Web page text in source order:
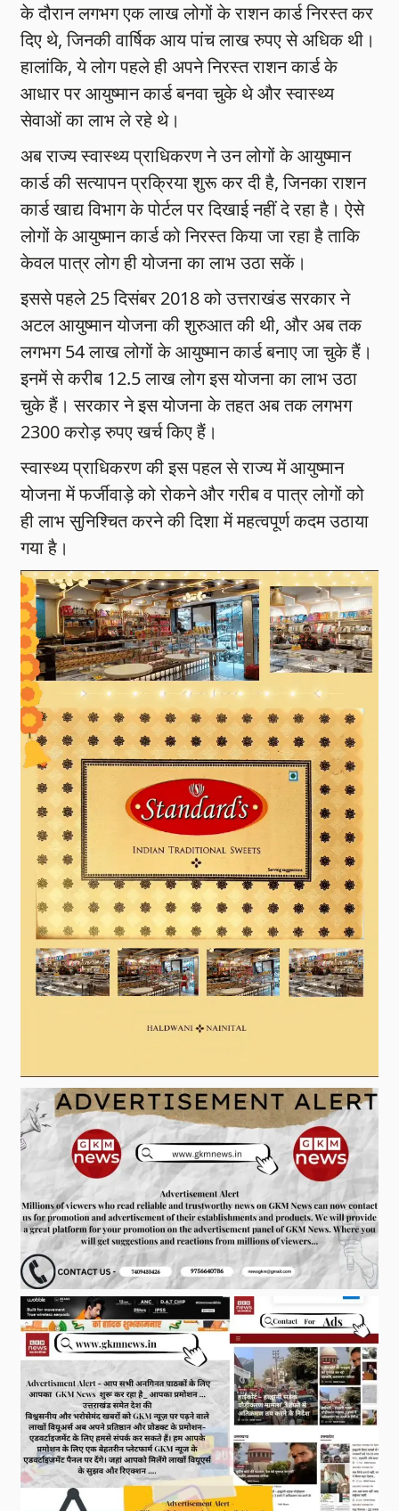
के दौरान लगभग एक लाख लोगों के राशन कार्ड निरस्त कर
दिए थे, जिनकी वार्षिक आय पांच लाख रुपए से अधिक थी।
हालांकि, ये लोग पहले ही अपने निरस्त राशन कार्ड के
आधार पर आयुष्मान कार्ड बनवा चुके थे और स्वास्थ्य
सेवाओं का लाभ ले रहे थे।
अब राज्य स्वास्थ्य प्राधिकरण ने उन लोगों के आयुष्मान
कार्ड की सत्यापन प्रक्रिया शुरू कर दी है, जिनका राशन
कार्ड खाद्य विभाग के पोर्टल पर दिखाई नहीं दे रहा है। ऐसे
लोगों के आयुष्मान कार्ड को निरस्त किया जा रहा है ताकि
केवल पात्र लोग ही योजना का लाभ उठा सकें।
इससे पहले 25 दिसंबर 2018 को उत्तराखंड सरकार ने
अटल आयुष्मान योजना की शुरुआत की थी, और अब तक
लगभग 54 लाख लोगों के आयुष्मान कार्ड बनाए जा चुके हैं।
इनमें से करीब 12.5 लाख लोग इस योजना का लाभ उठा
चुके हैं। सरकार ने इस योजना के तहत अब तक लगभग
2300 करोड़ रुपए खर्च किए हैं।
स्वास्थ्य प्राधिकरण की इस पहल से राज्य में आयुष्मान
योजना में फर्जीवाड़े को रोकने और गरीब व पात्र लोगों को
ही लाभ सुनिश्चित करने की दिशा में महत्वपूर्ण कदम उठाया
गया है।